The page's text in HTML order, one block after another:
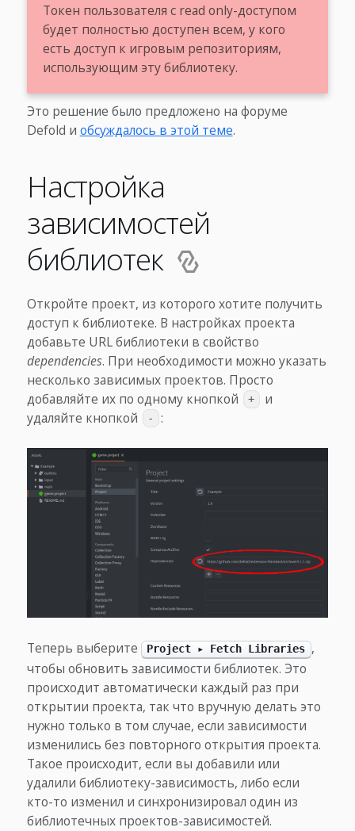
Токен пользователя с read only-доступом
будет полностью доступен всем, у кого
есть доступ к игровым репозиториям,
использующим эту библиотеку.
Это решение было предложено на форуме
Defold и обсуждалось в этой теме.
Настройка
зависимостей
библиотек
Откройте проект, из которого хотите получить
доступ к библиотеке. В настройках проекта
добавьте URL библиотеки в свойство
dependencies. При необходимости можно указать
несколько зависимых проектов. Просто
добавляйте их по одному кнопкой
+
и
удаляйте кнопкой
- :
Теперь выберите Project ▸ Fetch Libraries ,
чтобы обновить зависимости библиотек. Это
происходит автоматически каждый раз при
открытии проекта, так что вручную делать это
нужно только в том случае, если зависимости
изменились без повторного открытия проекта.
Такое происходит, если вы добавили или
удалили библиотеку-зависимость, либо если
кто-то изменил и синхронизировал один из
библиотечных проектов-зависимостей.